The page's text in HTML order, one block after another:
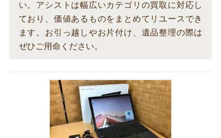
い。アシストは幅広いカテゴリの買取に対応し
ており、価値あるものをまとめてリユースでき
ます。お引っ越しやお片付け、遺品整理の際は
ぜひご用命ください。